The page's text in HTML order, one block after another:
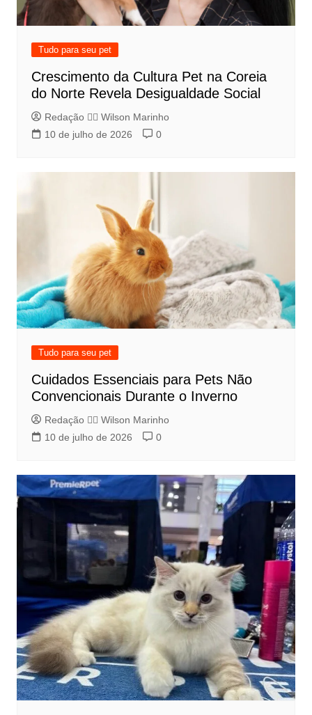
Tudo para seu pet
Crescimento da Cultura Pet na Coreia
do Norte Revela Desigualdade Social
Redação 👨‍⚖️​ Wilson Marinho
10 de julho de 2026
0
Tudo para seu pet
Cuidados Essenciais para Pets Não
Convencionais Durante o Inverno
Redação 👨‍⚖️​ Wilson Marinho
10 de julho de 2026
0